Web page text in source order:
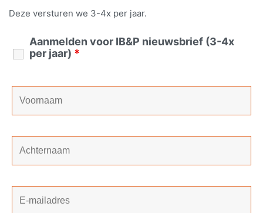
Deze versturen we 3-4x per jaar.
Aanmelden voor IB&P nieuwsbrief (3-4x
per jaar) *